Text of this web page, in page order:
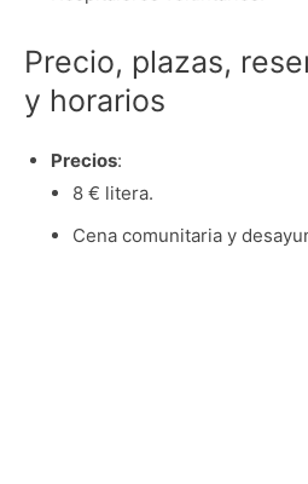
Precio, plazas,
y horarios
Precios:
8 € litera.
Cena comunitaria y